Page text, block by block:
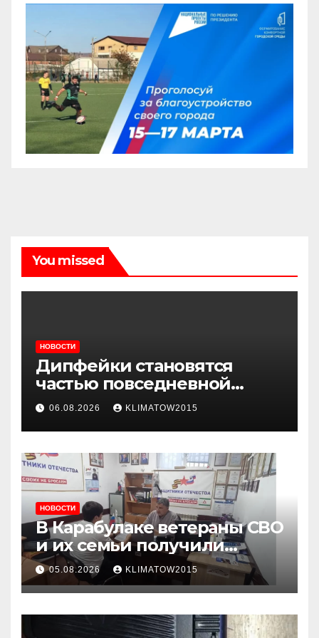
You missed
НОВОСТИ
Дипфейки становятся
частью повседневной
жизни: почему жителям
Ингушетии важно быть
внимательнее
06.08.2026 KLIMATOW2015
НОВОСТИ
В Карабулаке ветераны СВО
и их семьи получили
консультации в ходе
приема граждан
05.08.2026 KLIMATOW2015